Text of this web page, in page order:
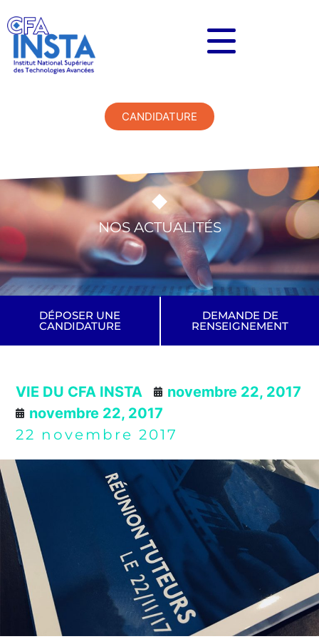
CANDIDATURE
NOS ACTUALITÉS
DÉPOSER UNE
CANDIDATURE
DEMANDE DE
RENSEIGNEMENT
VIE DU CFA INSTA
novembre 22, 2017
novembre 22, 2017
22 novembre 2017